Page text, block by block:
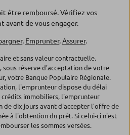
être remboursé. Vérifiez vos
avant de vous engager.
, Emprunter,Assurer.
et sans valeur contractuelle.
sous réserve d'acceptation de votre
votre Banque Populaire Régionale.
l'emprunteur dispose du délai
immobiliers, l'emprunteur
de dix jours avant d'accepter l'offre de
à l'obtention du prêt. Si celui-ci n'est
les sommes versées.